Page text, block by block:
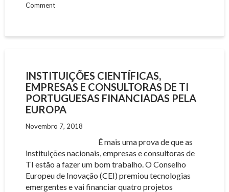
Comment
INSTITUIÇÕES CIENTÍFICAS,
EMPRESAS E CONSULTORAS DE TI
PORTUGUESAS FINANCIADAS PELA
EUROPA
Novembro 7, 2018
É mais uma prova de que as
instituições nacionais, empresas e consultoras de
TI estão a fazer um bom trabalho. O Conselho
Europeu de Inovação (CEI) premiou tecnologias
emergentes e vai financiar quatro projetos